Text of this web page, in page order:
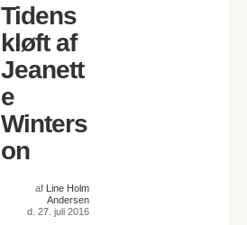
Tidens
kløft af
Jeanett
e
Winters
on
af Line Holm
Andersen
d. 27. juli 2016